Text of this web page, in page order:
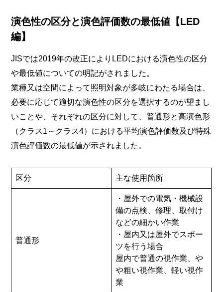
演色性の区分と演色評価数の最低値【LED
編】
JISでは2019年の改正によりLEDにおける演色性の区分
や最低値についての明記がされました。
業種又は空間によって照明対象が多岐にわたる場合は、
必要に応じて適切な演色性の区分を選択するのが望まし
いことや、それぞれの区分に対して、普通形と高演色形
（クラス1～クラス4）における平均演色評価数及び特殊
演色評価数の最低値が示されました。
区分 主な使用箇所
普通形
・屋外での電気・機械設
備の点検、修理、取付け
などの細かい作業
・屋内又は屋外でスポー
ツを行う場合
屋内で普通の視作業、や
や粗い視作業、軽い視作
業